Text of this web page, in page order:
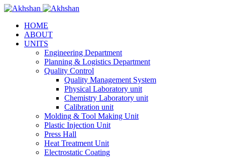
HOME
ABOUT
UNITS
Engineering Department
Planning & Logistics Department
Quality Control
Quality Management System
Physical Laboratory unit
Chemistry Laboratory unit
Calibration unit
Molding & Tool Making Unit
Plastic Injection Unit
Press Hall
Heat Treatment Unit
Electrostatic Coating